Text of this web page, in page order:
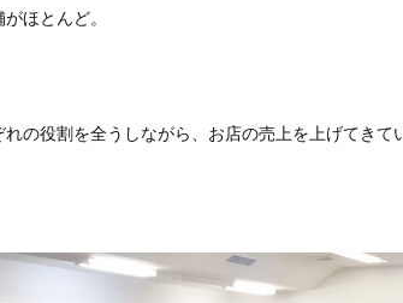
ほとんど。
の役割を全うしながら、お店の売上を上げてきて